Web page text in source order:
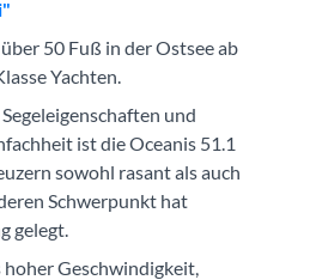
50 Fuß in der Ostsee ab
Yachten.
und
ist die Oceanis 51.1
sowohl rasant als auch
Schwerpunkt hat
gelegt.
Geschwindigkeit,